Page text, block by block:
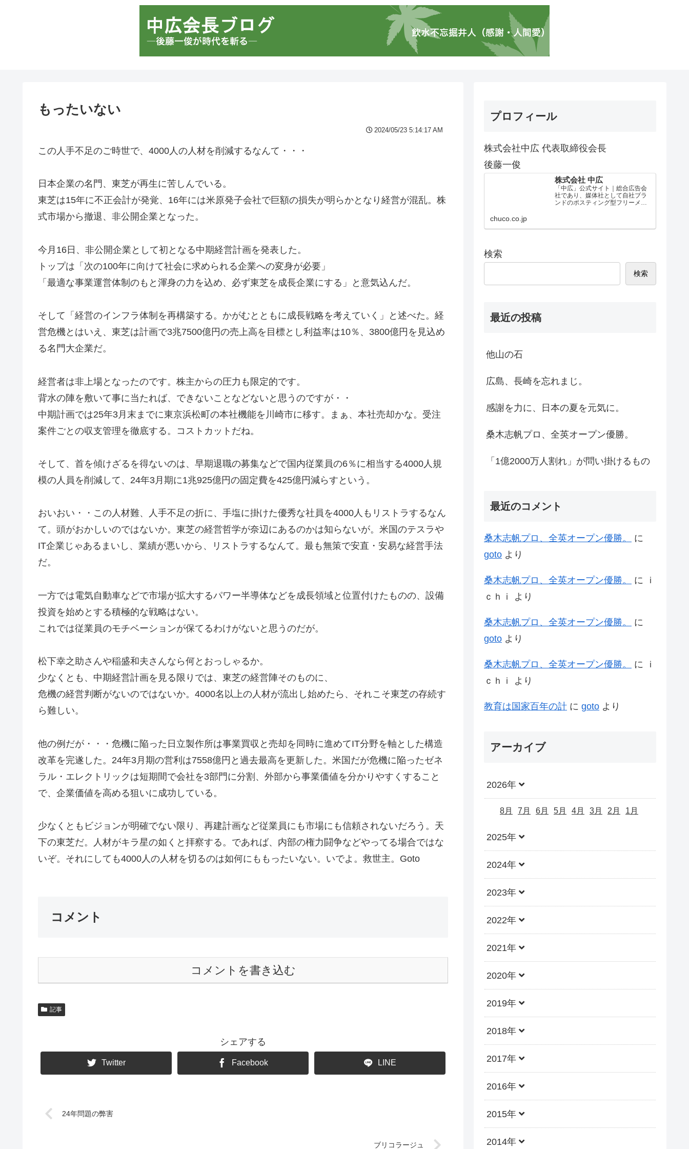
もったいない
2024/05/23 5:14:17 AM
この人手不足のご時世で、4000人の人材を削減するなんて・・・
日本企業の名門、東芝が再生に苦しんでいる。
東芝は15年に不正会計が発覚、16年には米原発子会社で巨額の損失が明らかとなり経営が混乱。株
式市場から撤退、非公開企業となった。
今月16日、非公開企業として初となる中期経営計画を発表した。
トップは「次の100年に向けて社会に求められる企業への変身が必要」
「最適な事業運営体制のもと渾身の力を込め、必ず東芝を成長企業にする」と意気込んだ。
そして「経営のインフラ体制を再構築する。かがむとともに成長戦略を考えていく」と述べた。経
営危機とはいえ、東芝は計画で3兆7500億円の売上高を目標とし利益率は10％、3800億円を見込め
る名門大企業だ。
経営者は非上場となったのです。株主からの圧力も限定的です。
背水の陣を敷いて事に当たれば、できないことなどないと思うのですが・・
中期計画では25年3月末までに東京浜松町の本社機能を川崎市に移す。まぁ、本社売却かな。受注
案件ごとの収支管理を徹底する。コストカットだね。
そして、首を傾けざるを得ないのは、早期退職の募集などで国内従業員の6％に相当する4000人規
模の人員を削減して、24年3月期に1兆925億円の固定費を425億円減らすという。
おいおい・・この人材難、人手不足の折に、手塩に掛けた優秀な社員を4000人もリストラするなん
て。頭がおかしいのではないか。東芝の経営哲学が奈辺にあるのかは知らないが。米国のテスラや
IT企業じゃあるまいし、業績が悪いから、リストラするなんて。最も無策で安直・安易な経営手法
だ。
一方では電気自動車などで市場が拡大するパワー半導体などを成長領域と位置付けたものの、設備
投資を始めとする積極的な戦略はない。
これでは従業員のモチベーションが保てるわけがないと思うのだが。
松下幸之助さんや稲盛和夫さんなら何とおっしゃるか。
少なくとも、中期経営計画を見る限りでは、東芝の経営陣そのものに、
危機の経営判断がないのではないか。4000名以上の人材が流出し始めたら、それこそ東芝の存続す
ら難しい。
他の例だが・・・危機に陥った日立製作所は事業買収と売却を同時に進めてIT分野を軸とした構造
改革を完遂した。24年3月期の営利は7558億円と過去最高を更新した。米国だが危機に陥ったゼネ
ラル・エレクトリックは短期間で会社を3部門に分割、外部から事業価値を分かりやすくすること
で、企業価値を高める狙いに成功している。
少なくともビジョンが明確でない限り、再建計画など従業員にも市場にも信頼されないだろう。天
下の東芝だ。人材がキラ星の如くと拝察する。であれば、内部の権力闘争などやってる場合ではな
いぞ。それにしても4000人の人材を切るのは如何にももったいない。いでよ。救世主。Goto
コメント
コメントを書き込む
記事
シェアする
Twitter Facebook LINE
24年問題の弊害
ブリコラージュ
プロフィール
株式会社中広 代表取締役会長
後藤一俊
株式会社 中広
「中広」公式サイト｜総合広告会
社であり、媒体社として自社ブラ
ンドのポスティング型フリーメデ
chuco.co.jp
検索
検索
最近の投稿
他山の石
広島、長崎を忘れまじ。
感謝を力に、日本の夏を元気に。
桑木志帆プロ、全英オープン優勝。
「1億2000万人割れ」が問い掛けるもの
最近のコメント
桑木志帆プロ、全英オープン優勝。
に
goto より
桑木志帆プロ、全英オープン優勝。 に
ｉ
ｃｈｉ
より
桑木志帆プロ、全英オープン優勝。
に
goto より
桑木志帆プロ、全英オープン優勝。 に
ｉ
ｃｈｉ
より
教育は国家百年の計 に goto より
アーカイブ
2026年
8月 7月 6月 5月 4月 3月 2月 1月
2025年
2024年
2023年
2022年
2021年
2020年
2019年
2018年
2017年
2016年
2015年
2014年